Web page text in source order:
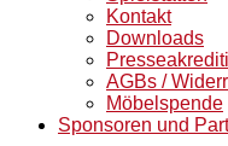
Kontakt
Downloads
AGBs /
Möbelspende
Sponsoren und